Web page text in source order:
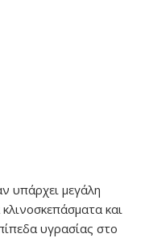
υπάρχει μεγάλη
και
υγρασίας στο